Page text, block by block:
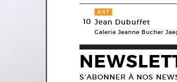
10
ART
Jean Dubuffet
Galerie Jeanne Bucher
S’ABONNER À NOS